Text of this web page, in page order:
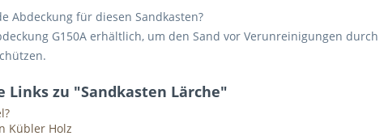
Abdeckung für diesen Sandkasten?
G150A erhältlich, um den Sand vor Verunreinigungen durch
Links zu "Sandkasten Lärche"
Kübler Holz